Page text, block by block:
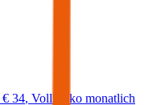
€ 34, Vollkasko monatlich